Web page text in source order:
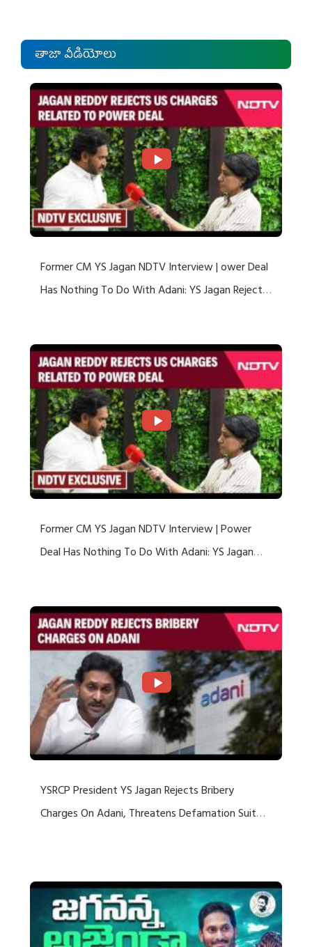
తాజా వీడియోలు
Former CM YS Jagan NDTV Interview | ower Deal
Has Nothing To Do With Adani: YS Jagan Rejects
Former CM YS Jagan NDTV Interview | Power
Deal Has Nothing To Do With Adani: YS Jagan
YSRCP President YS Jagan Rejects Bribery
Charges On Adani, Threatens Defamation Suit